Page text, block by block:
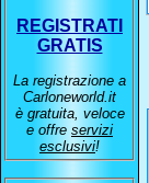
REGISTRATI
GRATIS
La registrazione a
Carloneworld.it
è gratuita, veloce
e offre servizi
esclusivi!